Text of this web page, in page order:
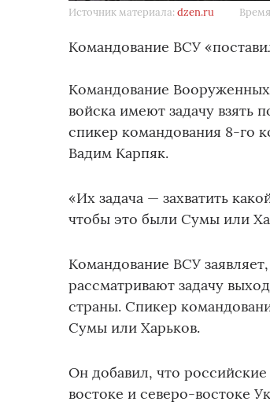
Источник материала:dzen.ru
Командование ВСУ
Командование
войска имеют задачу взять
спикер командования 8-го
Вадим Карпяк.
«Их задача — захватить
чтобы это были Сумы или
Командование ВСУ
рассматривают задачу
страны. Спикер
Сумы или Харьков.
Он добавил, что
востоке и северо-востоке